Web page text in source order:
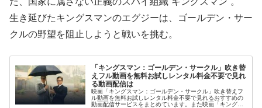
生き延びたキングスマンのエグジーは、ゴールデン・サー
クルの野望を阻止しようと戦いを挑む。
「キングスマン：ゴールデン・サークル」吹き替
えフル動画を無料お試しレンタル料金不要で見れ
る動画配信は
映画「キングスマン：ゴールデン・サークル」吹き替えフ
ル動画を無料お試しレンタル料金不要で見れるおすすめの
動画配信サービスをまとめています。また映画「キングス